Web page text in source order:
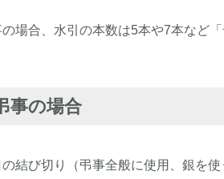
の場合、水引の本数は5本や7本など
事の場合
結び切り（弔事全般に使用、銀を使